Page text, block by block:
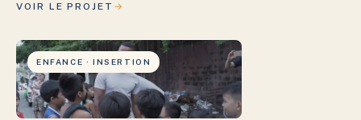
VOIR LE PROJET
ENFANCE · INSERTION